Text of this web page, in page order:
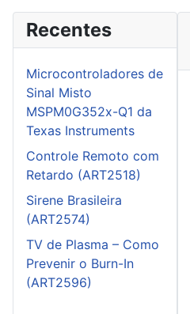
Recentes
Microcontroladores de
Sinal Misto
MSPM0G352x-Q1 da
Texas Instruments
Controle Remoto com
Retardo (ART2518)
Sirene Brasileira
(ART2574)
TV de Plasma – Como
Prevenir o Burn-In
(ART2596)